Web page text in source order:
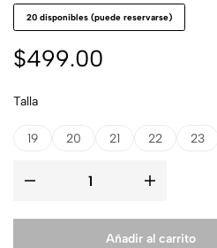
20 disponibles (puede reservarse)
$499.00
Talla
19 20 21 22 23
Añadir al carrito